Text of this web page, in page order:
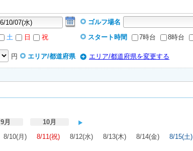
ゴルフ場名
土 日 祝 スタート時間 7時台 8時台
円 エリア/都道府県 エリア/都道府県を変更する
9月
10月
8/10(月) 8/11(祝) 8/12(水) 8/13(木) 8/14(金) 8/15(土)